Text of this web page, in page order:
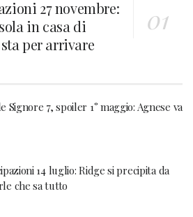
27 novembre:
in casa di
per arrivare
Signore 7, spoiler 1° maggio: Agnese va
14 luglio: Ridge si precipita da
che sa tutto